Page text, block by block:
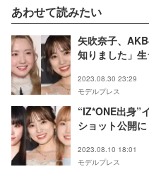
あわせて読みたい
矢吹奈子、
知りました」
2023.08.30 23:29
モデルプレス
“IZ*ONE出身”
ショット公開
2023.08.10 18:01
モデルプレス